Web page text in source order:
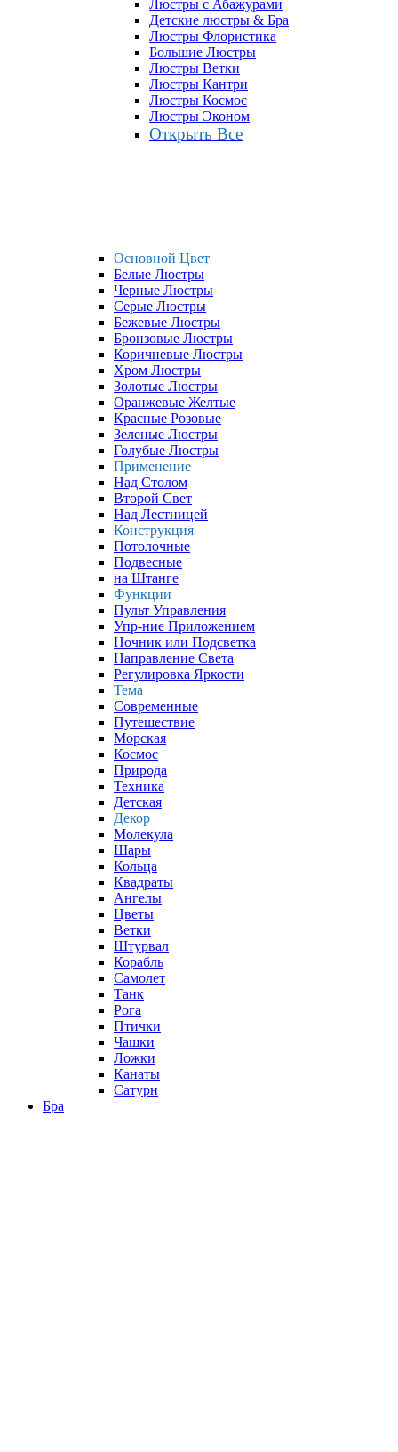
Люстры с Абажурами
Детские люстры & Бра
Люстры Флористика
Большие Люстры
Люстры Ветки
Люстры Кантри
Люстры Космос
Люстры Эконом
Открыть Все
Основной Цвет
Белые Люстры
Черные Люстры
Серые Люстры
Бежевые Люстры
Бронзовые Люстры
Коричневые Люстры
Хром Люстры
Золотые Люстры
Оранжевые Желтые
Красные Розовые
Зеленые Люстры
Голубые Люстры
Применение
Над Столом
Второй Свет
Над Лестницей
Конструкция
Потолочные
Подвесные
на Штанге
Функции
Пульт Управления
Упр-ние Приложением
Ночник или Подсветка
Направление Света
Регулировка Яркости
Тема
Современные
Путешествие
Морская
Космос
Природа
Техника
Детская
Декор
Молекула
Шары
Кольца
Квадраты
Ангелы
Цветы
Ветки
Штурвал
Корабль
Самолет
Танк
Рога
Птички
Чашки
Ложки
Канаты
Сатурн
Бра